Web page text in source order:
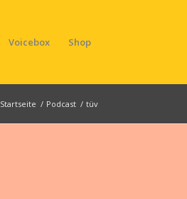
Voicebox Shop
Startseite / Podcast / tüv